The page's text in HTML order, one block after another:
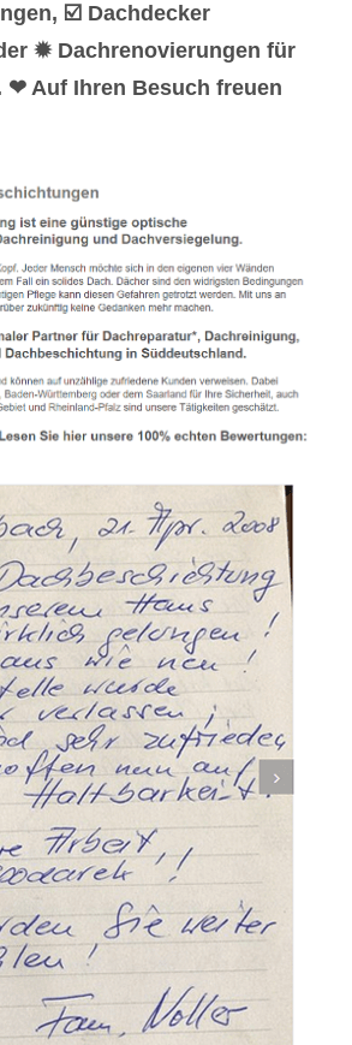
☑️ Dachdecker
✹ Dachrenovierungen für
Auf Ihren Besuch freuen